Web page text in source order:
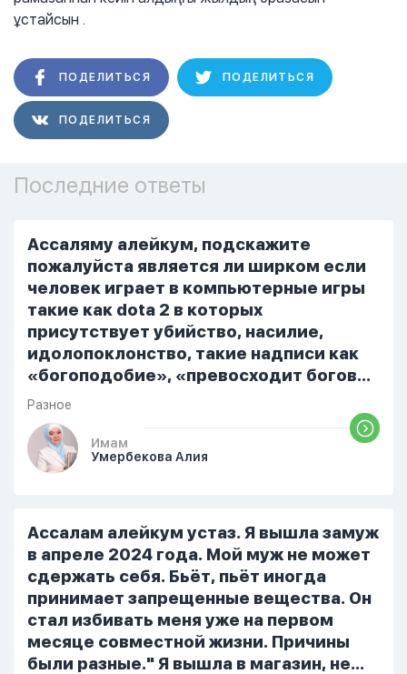
ұстайсын .
ПОДЕЛИТЬСЯ ПОДЕЛИТЬСЯ
ПОДЕЛИТЬСЯ
Последние ответы
Ассаляму алейкум, подскажите
пожалуйста является ли ширком если
человек играет в компьютерные игры
такие как dota 2 в которых
присутствует убийство, насилие,
идолопоклонство, такие надписи как
«богоподобие», «превосходит богов»,
но при этом человек полностью
признает и соблюдает все столпы
Ислама и эта игра не мешает ему
выполнять ему его обязанности по
является Единым Богом и не
принимает слова и контекст игры в
серьез, относиться к игре только как к
развлечению и...
Разное
Имам
Умербекова Алия
Ассалам алейкум устаз. Я вышла замуж
в апреле 2024 года. Мой муж не может
сдержать себя. Бьёт, пьёт иногда
принимает запрещенные вещества. Он
стал избивать меня уже на первом
месяце совместной жизни. Причины
были разные." Я вышла в магазин, не